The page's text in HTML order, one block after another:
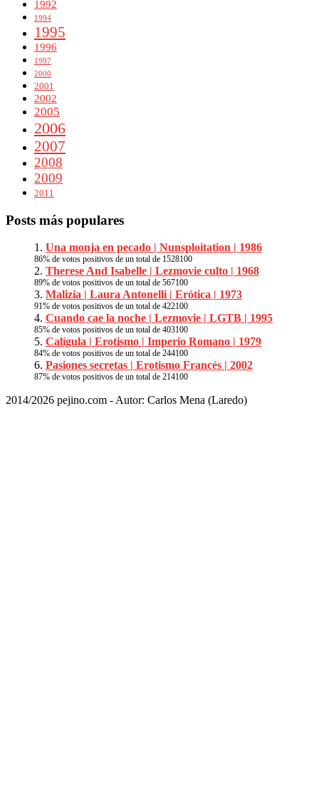
1992
1994
1995
1996
1997
2000
2001
2002
2005
2006
2007
2008
2009
2011
Posts más populares
Una monja en pecado | Nunsploitation | 1986
86% de votos positivos de un total de 1528100
Therese And Isabelle | Lezmovie culto | 1968
89% de votos positivos de un total de 567100
Malizia | Laura Antonelli | Erótica | 1973
91% de votos positivos de un total de 422100
Cuando cae la noche | Lezmovie | LGTB | 1995
85% de votos positivos de un total de 403100
Calígula | Erotismo | Imperio Romano | 1979
84% de votos positivos de un total de 244100
Pasiones secretas | Erotismo Francés | 2002
87% de votos positivos de un total de 214100
2014/2026 pejino.com - Autor: Carlos Mena (Laredo)